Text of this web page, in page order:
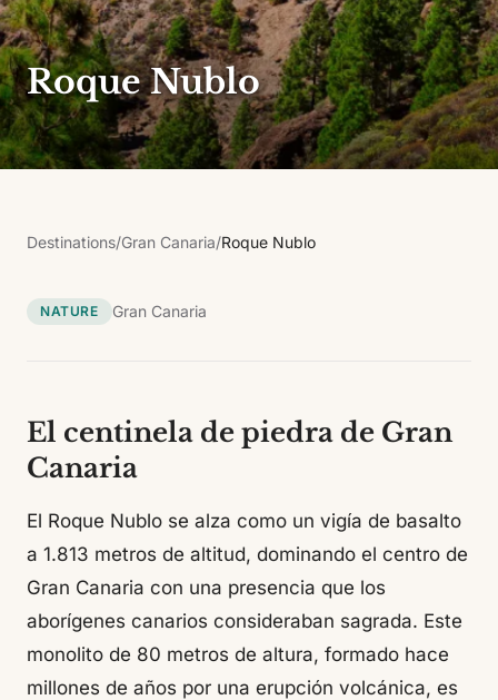
Roque Nublo
Destinations/Gran Canaria/Roque Nublo
NATURE Gran Canaria
El centinela de piedra de Gran
Canaria
El Roque Nublo se alza como un vigía de basalto
a 1.813 metros de altitud, dominando el centro de
Gran Canaria con una presencia que los
aborígenes canarios consideraban sagrada. Este
monolito de 80 metros de altura, formado hace
millones de años por una erupción volcánica, es